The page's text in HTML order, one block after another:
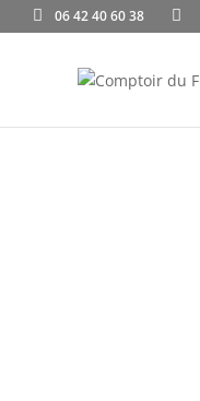
06 42 40 60 38